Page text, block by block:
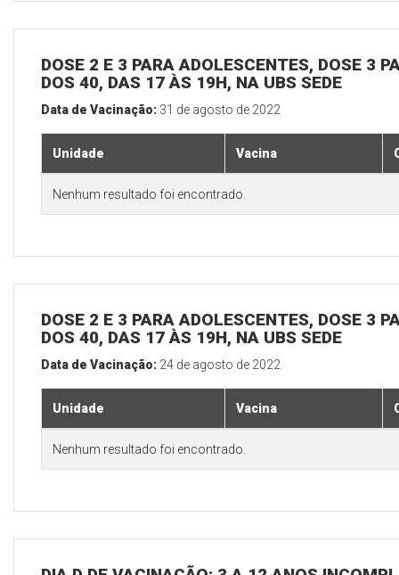
DOSE 2 E 3 PARA ADOLESCENTES, DOSE 3
DOS 40, DAS 17 ÀS 19H, NA UBS SEDE
Data de Vacinação: 31 de agosto de 2022
Unidade Vacina
Nenhum resultado foi encontrado.
DOSE 2 E 3 PARA ADOLESCENTES, DOSE 3
DOS 40, DAS 17 ÀS 19H, NA UBS SEDE
Data de Vacinação: 24 de agosto de 2022
Unidade Vacina
Nenhum resultado foi encontrado.